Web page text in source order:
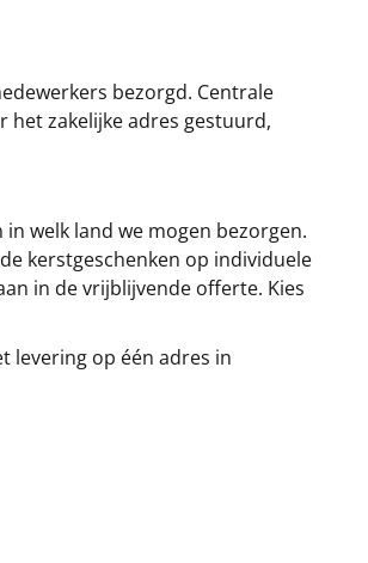
bezorgd. Centrale
het zakelijke adres gestuurd,
welk land we mogen bezorgen.
kerstgeschenken op individuele
in de vrijblijvende offerte. Kies
levering op één adres in